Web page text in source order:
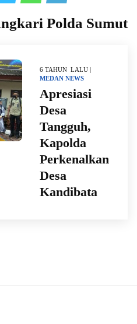
Polda Sumut
6 TAHUN LALU |
MEDAN NEWS
Apresiasi
Desa
Tangguh,
Kapolda
Perkenalkan
Desa
Kandibata